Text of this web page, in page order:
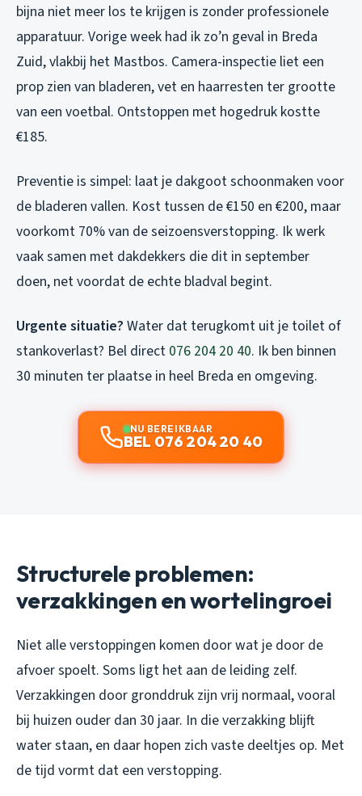
bijna niet meer los te krijgen is zonder professionele
apparatuur. Vorige week had ik zo’n geval in Breda
Zuid, vlakbij het Mastbos. Camera-inspectie liet een
prop zien van bladeren, vet en haarresten ter grootte
van een voetbal. Ontstoppen met hogedruk kostte
€185.
Preventie is simpel: laat je dakgoot schoonmaken voor
de bladeren vallen. Kost tussen de €150 en €200, maar
voorkomt 70% van de seizoensverstopping. Ik werk
vaak samen met dakdekkers die dit in september
doen, net voordat de echte bladval begint.
Urgente situatie? Water dat terugkomt uit je toilet of
stankoverlast? Bel direct 076 204 20 40. Ik ben binnen
30 minuten ter plaatse in heel Breda en omgeving.
NU BEREIKBAAR
BEL 076 204 20 40
Structurele problemen:
verzakkingen en wortelingroei
Niet alle verstoppingen komen door wat je door de
afvoer spoelt. Soms ligt het aan de leiding zelf.
Verzakkingen door gronddruk zijn vrij normaal, vooral
bij huizen ouder dan 30 jaar. In die verzakking blijft
water staan, en daar hopen zich vaste deeltjes op. Met
de tijd vormt dat een verstopping.